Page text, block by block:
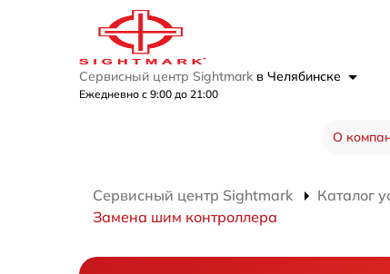
Сервисный центр Sightmark в Челябинске
Ежедневно с 9:00 до 21:00
О
Сервисный центр Sightmark Каталог
Замена шим контроллера